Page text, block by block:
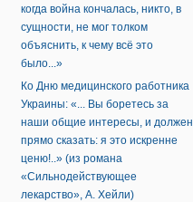
когда война кончалась, никто, в
сущности, не мог толком
объяснить, к чему всё это
было...»
Ко Дню медицинского работника
Украины: «... Вы боретесь за
наши общие интересы, и должен
прямо сказать: я это искренне
ценю!..» (из романа
«Сильнодействующее
лекарство», А. Хейли)